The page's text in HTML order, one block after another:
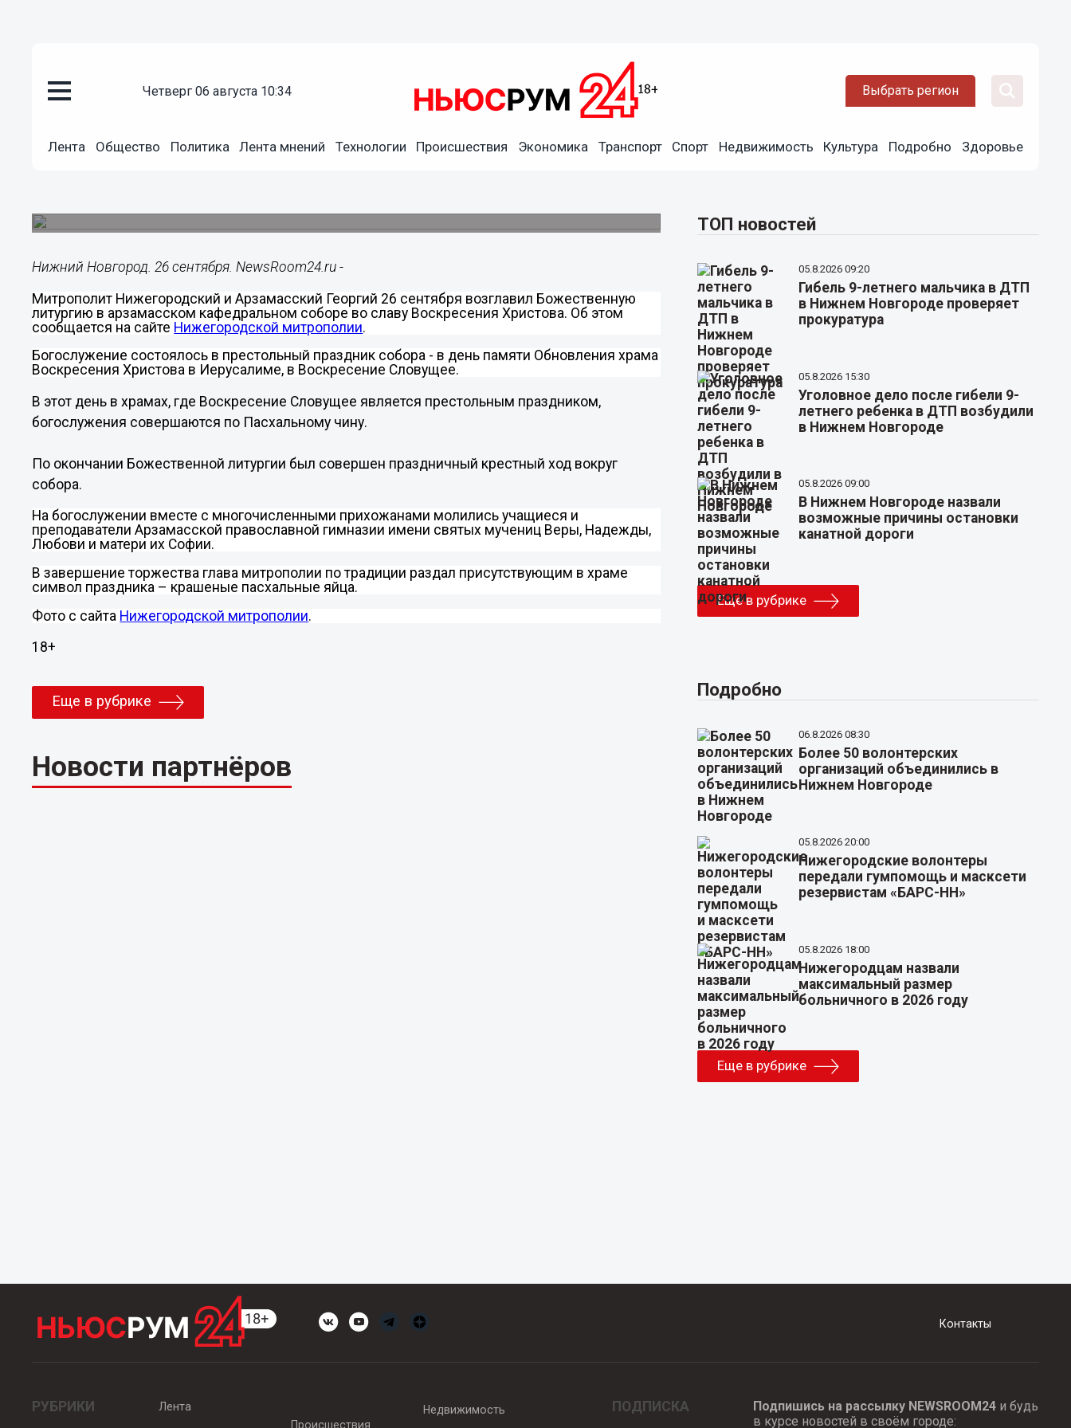
четверг 06 августа 10:34 Выбрать регион
Лента Общество Политика Лента мнений Технологии Происшествия Экономика Транспорт Спорт Недвижимость Культура Подробно Здоровье
В арзамасском Воскресенском кафедральном соборе 26
Нижний Новгород. 26 сентября. NewsRoom24.ru -
Митрополит Нижегородский и Арзамасский Георгий 26 сентября возглавил Божественную
литургию в арзамасском кафедральном соборе во славу Воскресения Христова. Об этом
сообщается на сайте Нижегородской митрополии.
Богослужение состоялось в престольный праздник собора - в день памяти Обновления храма
Воскресения Христова в Иерусалиме, в Воскресение Словущее.
В этот день в храмах, где Воскресение Словущее является престольным праздником,
богослужения совершаются по Пасхальному чину.
По окончании Божественной литургии был совершен праздничный крестный ход вокруг
собора.
На богослужении вместе с многочисленными прихожанами молились учащиеся и
преподаватели Арзамасской православной гимназии имени святых мучениц Веры, Надежды,
Любови и матери их Софии.
В завершение торжества глава митрополии по традиции раздал присутствующим в храме
символ праздника – крашеные пасхальные яйца.
Фото с сайта Нижегородской митрополии.
18+
Еще в рубрике
Новости партнёров
ТОП новостей
05.8.2026 09:20
Гибель 9-летнего мальчика в ДТП
в Нижнем Новгороде проверяет
прокуратура
05.8.2026 15:30
Уголовное дело после гибели 9-
летнего ребенка в ДТП возбудили
в Нижнем Новгороде
05.8.2026 09:00
В Нижнем Новгороде назвали
возможные причины остановки
канатной дороги
Еще в рубрике
Подробно
06.8.2026 08:30
Более 50 волонтерских
организаций объединились в
Нижнем Новгороде
05.8.2026 20:00
Нижегородские волонтеры
передали гумпомощь и масксети
резервистам «БАРС-НН»
05.8.2026 18:00
Нижегородцам назвали
максимальный размер
больничного в 2026 году
Еще в рубрике
Контакты
РУБРИКИ
Лента
Происшествия
Недвижимость ПОДПИСКА Подпишись на рассылку NEWSROOM24и будь
в курсе новостей в своём городе: